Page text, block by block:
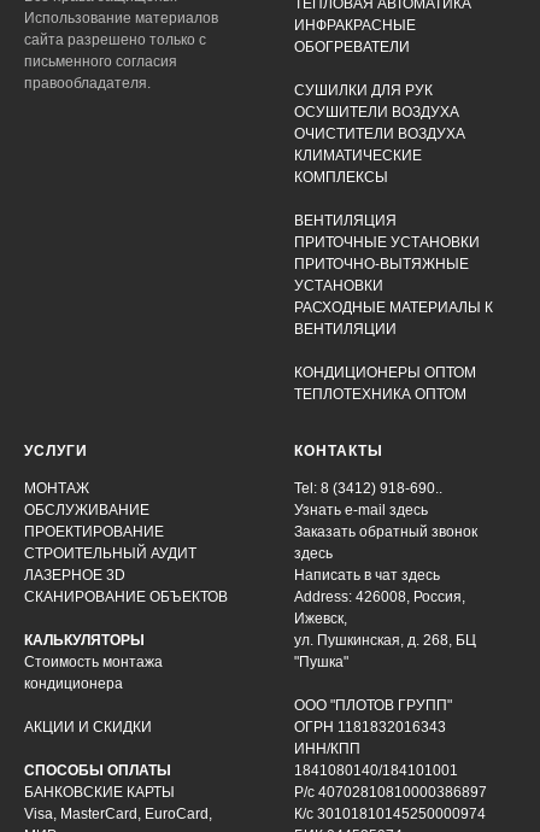
Использование материалов
сайта разрешено только с
письменного согласия
правообладателя.
ТЕПЛОВАЯ АВТОМАТИКА
ИНФРАКРАСНЫЕ
ОБОГРЕВАТЕЛИ
СУШИЛКИ ДЛЯ РУК
ОСУШИТЕЛИ ВОЗДУХА
ОЧИСТИТЕЛИ ВОЗДУХА
КЛИМАТИЧЕСКИЕ
КОМПЛЕКСЫ
ВЕНТИЛЯЦИЯ
ПРИТОЧНЫЕ УСТАНОВКИ
ПРИТОЧНО-ВЫТЯЖНЫЕ
УСТАНОВКИ
РАСХОДНЫЕ МАТЕРИАЛЫ К
ВЕНТИЛЯЦИИ
КОНДИЦИОНЕРЫ ОПТОМ
ТЕПЛОТЕХНИКА ОПТОМ
УСЛУГИ
МОНТАЖ
ОБСЛУЖИВАНИЕ
ПРОЕКТИРОВАНИЕ
СТРОИТЕЛЬНЫЙ АУДИТ
ЛАЗЕРНОЕ 3D
СКАНИРОВАНИЕ ОБЪЕКТОВ
КАЛЬКУЛЯТОРЫ
Стоимость монтажа
кондиционера
АКЦИИ И СКИДКИ
СПОСОБЫ ОПЛАТЫ
БАНКОВСКИЕ КАРТЫ
Visa, MasterCard, EuroCard,
КОНТАКТЫ
Tel: 8 (3412) 918-690..
Узнать e-mail здесь
Заказать обратный звонок
здесь
Написать в чат здесь
Address: 426008, Россия,
Ижевск,
ул. Пушкинская, д. 268, БЦ
"Пушка"
ООО "ПЛОТОВ ГРУПП"
ОГРН 1181832016343
ИНН/КПП
1841080140/184101001
Р/с 40702810810000386897
К/с 30101810145250000974